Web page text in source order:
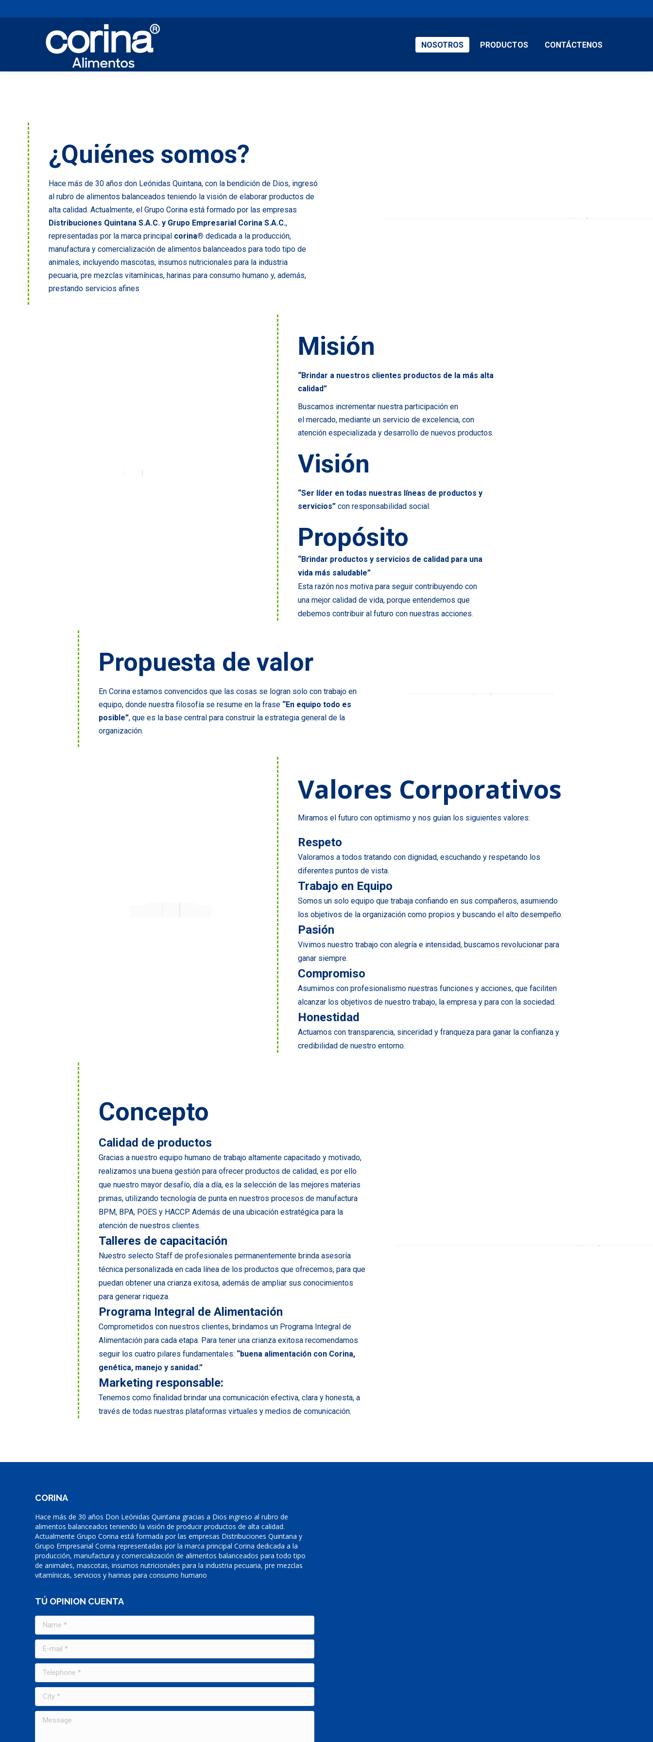
NOSOTROS PRODUCTOS CONTÁCTENOS
¿Quiénes somos?
Hace más de 30 años don Leónidas Quintana, con la bendición de Dios, ingresó
al rubro de alimentos balanceados teniendo la visión de elaborar productos de
alta calidad. Actualmente, el Grupo Corina está formado por las empresas
Distribuciones Quintana S.A.C. y Grupo Empresarial Corina S.A.C.,
representadas por la marca principal corina® dedicada a la producción,
manufactura y comercialización de alimentos balanceados para todo tipo de
animales, incluyendo mascotas, insumos nutricionales para la industria
pecuaria, pre mezclas vitamínicas, harinas para consumo humano y, además,
prestando servicios afines
Misión
“Brindar a nuestros clientes productos de la más alta
calidad”
Buscamos incrementar nuestra participación en
el mercado, mediante un servicio de excelencia, con
atención especializada y desarrollo de nuevos productos.
Visión
“Ser líder en todas nuestras líneas de productos y
servicios”con responsabilidad social.
Propósito
“Brindar productos y servicios de calidad para una
vida más saludable”
Esta razón nos motiva para seguir contribuyendo con
una mejor calidad de vida, porque entendemos que
debemos contribuir al futuro con nuestras acciones.
Propuesta de valor
En Corina estamos convencidos que las cosas se logran solo con trabajo en
equipo, donde nuestra filosofía se resume en la frase “En equipo todo es
posible”, que es la base central para construir la estrategia general de la
organización.
Valores Corporativos
Miramos el futuro con optimismo y nos guían los siguientes valores:
Respeto
Valoramos a todos tratando con dignidad, escuchando y respetando los
diferentes puntos de vista.
Trabajo en Equipo
Somos un solo equipo que trabaja confiando en sus compañeros, asumiendo
los objetivos de la organización como propios y buscando el alto desempeño.
Pasión
Vivimos nuestro trabajo con alegría e intensidad, buscamos revolucionar para
ganar siempre.
Compromiso
Asumimos con profesionalismo nuestras funciones y acciones, que faciliten
alcanzar los objetivos de nuestro trabajo, la empresa y para con la sociedad.
Honestidad
Actuamos con transparencia, sinceridad y franqueza para ganar la confianza y
credibilidad de nuestro entorno.
Concepto
Calidad de productos
Gracias a nuestro equipo humano de trabajo altamente capacitado y motivado,
realizamos una buena gestión para ofrecer productos de calidad, es por ello
que nuestro mayor desafío, día a día, es la selección de las mejores materias
primas, utilizando tecnología de punta en nuestros procesos de manufactura
BPM, BPA, POES y HACCP. Además de una ubicación estratégica para la
atención de nuestros clientes.
Talleres de capacitación
Nuestro selecto Staff de profesionales permanentemente brinda asesoría
técnica personalizada en cada línea de los productos que ofrecemos, para que
puedan obtener una crianza exitosa, además de ampliar sus conocimientos
para generar riqueza.
Programa Integral de Alimentación
Comprometidos con nuestros clientes, brindamos un Programa Integral de
Alimentación para cada etapa. Para tener una crianza exitosa recomendamos
seguir los cuatro pilares fundamentales: “buena alimentación con Corina,
genética, manejo y sanidad.”
Marketing responsable:
Tenemos como finalidad brindar una comunicación efectiva, clara y honesta, a
través de todas nuestras plataformas virtuales y medios de comunicación.
CORINA
Hace más de 30 años Don Leónidas Quintana gracias a Dios ingreso al rubro de
alimentos balanceados teniendo la visión de producir productos de alta calidad.
Actualmente Grupo Corina está formada por las empresas Distribuciones Quintana y
Grupo Empresarial Corina representadas por la marca principal Corina dedicada a la
producción, manufactura y comercialización de alimentos balanceados para todo tipo
de animales, mascotas, insumos nutricionales para la industria pecuaria, pre mezclas
vitamínicas, servicios y harinas para consumo humano
TÚ OPINION CUENTA
Name *
E-mail *
Telephone *
City *
Message